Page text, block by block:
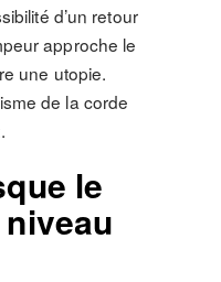
d’un retour
approche le
une utopie.
de la corde
le